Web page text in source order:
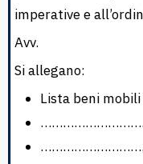
imperative e
Avv.
Si allegano:
Lista beni